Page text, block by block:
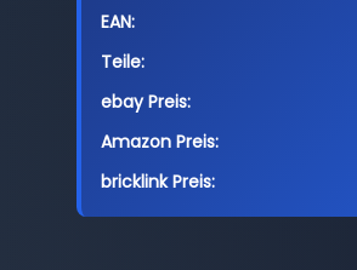
EAN:
Teile:
ebay Preis:
Amazon Preis:
bricklink Preis: